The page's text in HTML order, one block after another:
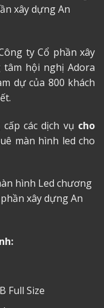
ty Cổ phần xây
hội nghị Adora
dự của 800 khách
các dịch vụ cho
màn hình led cho
Full Size